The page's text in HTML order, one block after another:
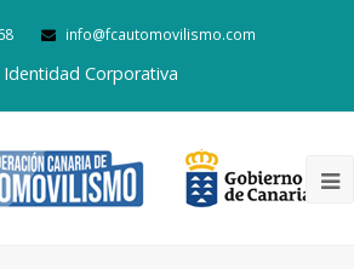
info@fcautomovilismo.com
Identidad Corporativa